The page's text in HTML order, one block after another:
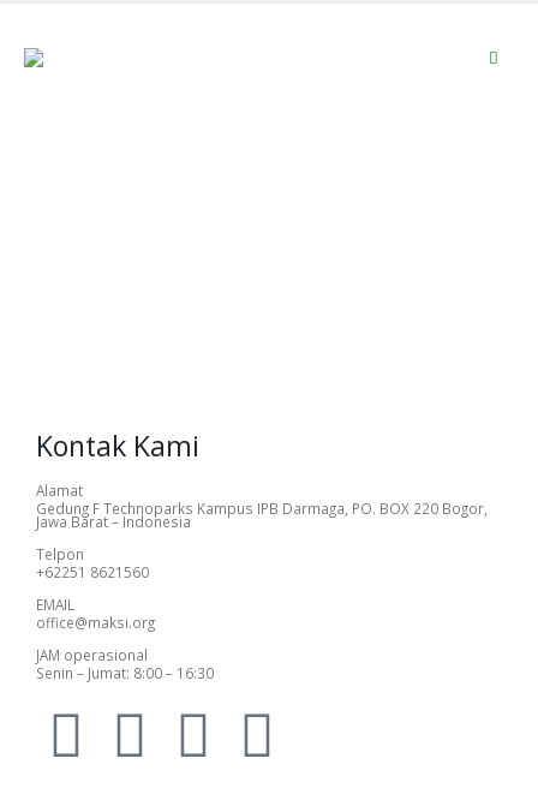
Kontak Kami
Alamat
Gedung F Technoparks Kampus IPB Darmaga, PO. BOX 220 Bogor,
Jawa Barat – Indonesia
Telpon
+62251 8621560
EMAIL
office@maksi.org
JAM operasional
Senin – Jumat: 8:00 – 16:30